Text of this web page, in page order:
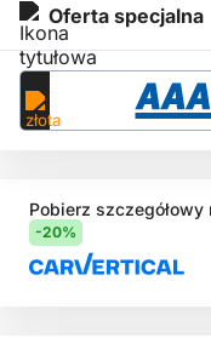
Pobierz
-20%
Oferta specjalna